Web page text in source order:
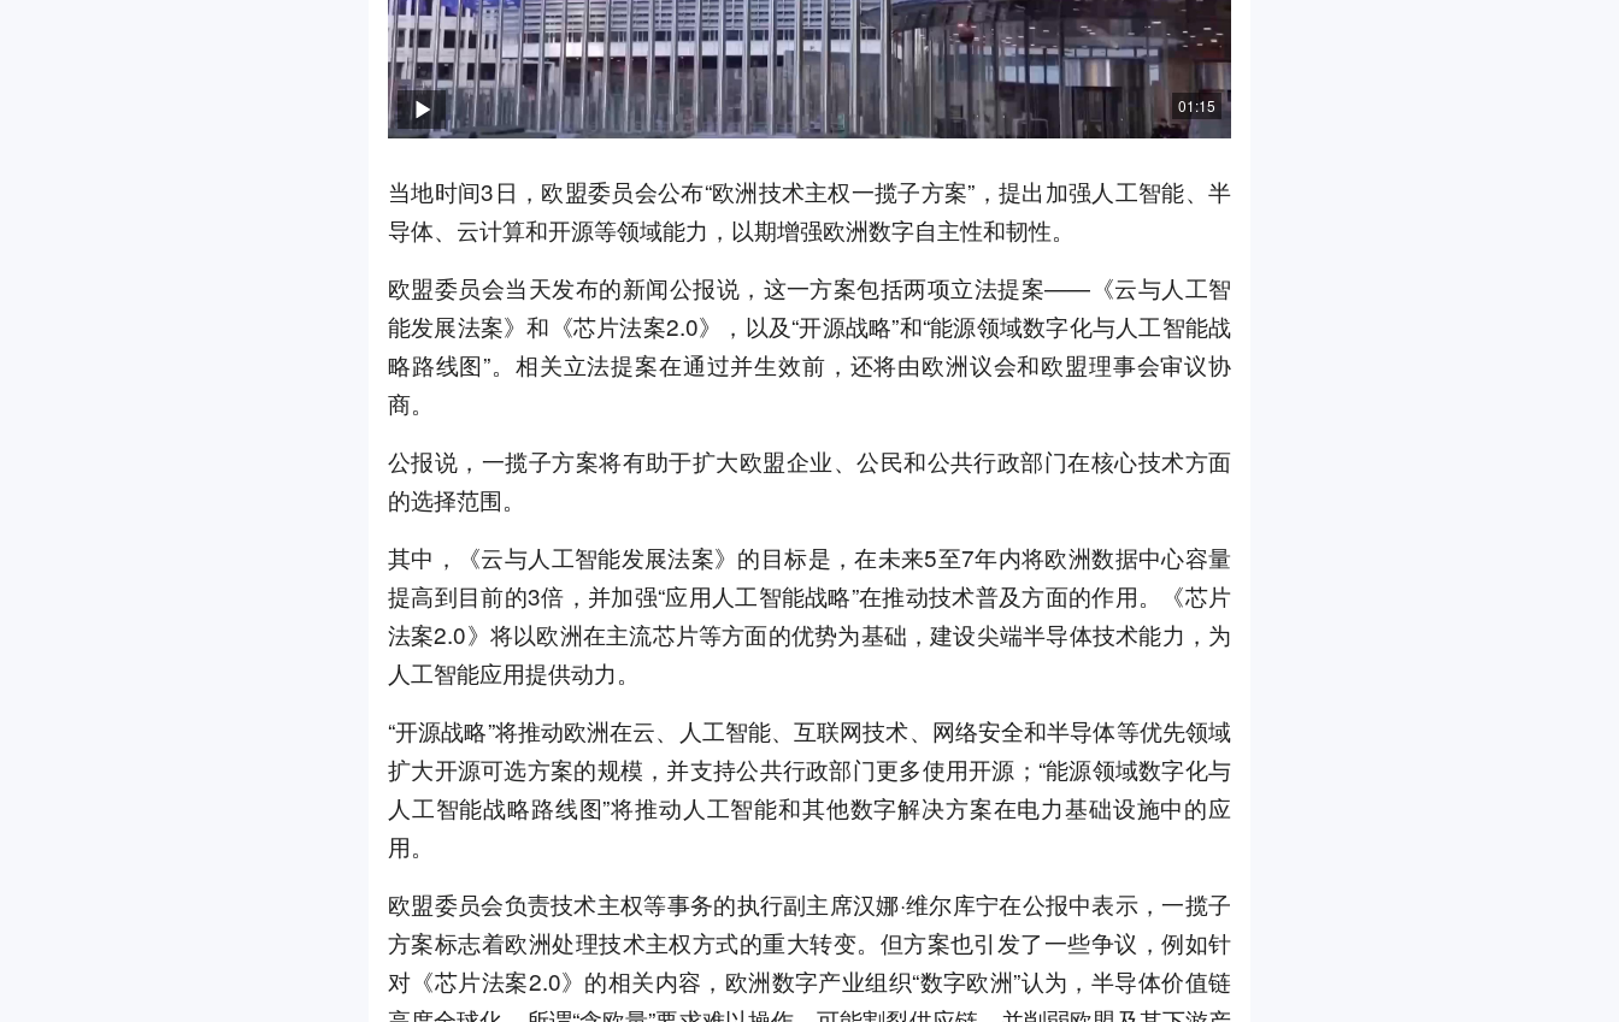
01:15
当地时间3日，欧盟委员会公布“欧洲技术主权一揽子方案”，提出加强人工智能、半
导体、云计算和开源等领域能力，以期增强欧洲数字自主性和韧性。
欧盟委员会当天发布的新闻公报说，这一方案包括两项立法提案——《云与人工智
能发展法案》和《芯片法案2.0》，以及“开源战略”和“能源领域数字化与人工智能战
略路线图”。相关立法提案在通过并生效前，还将由欧洲议会和欧盟理事会审议协
商。
公报说，一揽子方案将有助于扩大欧盟企业、公民和公共行政部门在核心技术方面
的选择范围。
其中，《云与人工智能发展法案》的目标是，在未来5至7年内将欧洲数据中心容量
提高到目前的3倍，并加强“应用人工智能战略”在推动技术普及方面的作用。《芯片
法案2.0》将以欧洲在主流芯片等方面的优势为基础，建设尖端半导体技术能力，为
人工智能应用提供动力。
“开源战略”将推动欧洲在云、人工智能、互联网技术、网络安全和半导体等优先领域
扩大开源可选方案的规模，并支持公共行政部门更多使用开源；“能源领域数字化与
人工智能战略路线图”将推动人工智能和其他数字解决方案在电力基础设施中的应
用。
欧盟委员会负责技术主权等事务的执行副主席汉娜·维尔库宁在公报中表示，一揽子
方案标志着欧洲处理技术主权方式的重大转变。但方案也引发了一些争议，例如针
对《芯片法案2.0》的相关内容，欧洲数字产业组织“数字欧洲”认为，半导体价值链